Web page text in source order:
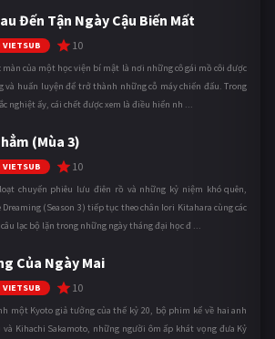
Đến Tận Ngày Cậu Biến Mất
VIETSUB 10
màn của một học viện bí mật là nơi những cô gái mồ côi được
và huấn luyện để trở thành những cỗ máy chiến đấu. Trong
nghiệt ấy, cái chết được xem là điều hiển nh ...
(Mùa 3)
VIETSUB 10
chuyến phiêu lưu điên rồ và những kỷ niệm khó quên,
Dreaming (Season 3) tiếp tục theo chân Iori Kitahara cùng các
lạc bộ lặn trong những ngày tháng đại học đ ...
Của Ngày Mai
VIETSUB 10
một Kyoto giả tưởng của thế kỷ 20, bộ phim kể về hai anh
và Kihachi Sakamoto, những người ôm ấp khát vọng đưa Kỷ